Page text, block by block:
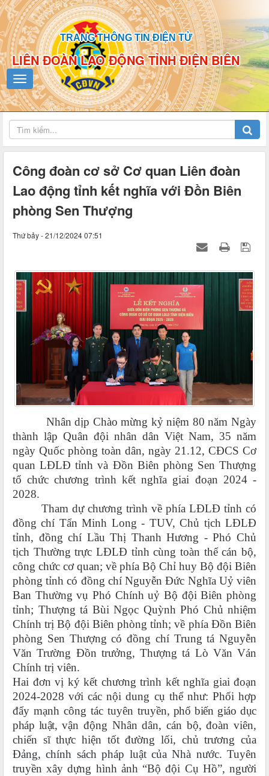
TRANG THÔNG TIN ĐIỆN TỬ
LIÊN ĐOÀN LAO ĐỘNG TỈNH ĐIỆN BIÊN
Công đoàn cơ sở Cơ quan Liên đoàn
Lao động tỉnh kết nghĩa với Đồn Biên
phòng Sen Thượng
Thứ bảy - 21/12/2024 07:51
Nhân dịp Chào mừng kỷ niệm 80 năm Ngày
thành lập Quân đội nhân dân Việt Nam, 35 năm
ngày Quốc phòng toàn dân, ngày 21.12, CĐCS Cơ
quan LĐLĐ tỉnh và Đồn Biên phòng Sen Thượng
tổ chức chương trình kết nghĩa giai đoạn 2024 -
2028.
Tham dự chương trình về phía LĐLĐ tỉnh có
đồng chí Tẩn Minh Long - TUV, Chủ tịch LĐLĐ
tỉnh, đồng chí Lầu Thị Thanh Hương - Phó Chủ
tịch Thường trực LĐLĐ tỉnh cùng toàn thể cán bộ,
công chức cơ quan; về phía Bộ Chỉ huy Bộ đội Biên
phòng tỉnh có đồng chí Nguyễn Đức Nghĩa Uỷ viên
Ban Thường vụ Phó Chính uỷ Bộ đội Biên phòng
tỉnh; Thượng tá Bùi Ngọc Quỳnh Phó Chủ nhiệm
Chính trị Bộ đội Biên phòng tỉnh; về phía Đồn Biên
phòng Sen Thượng có đồng chí Trung tá Nguyễn
Văn Trường Đồn trưởng, Thượng tá Lò Văn Ván
Chính trị viên.
Hai đơn vị ký kết chương trình kết nghĩa giai đoạn
2024-2028 với các nội dung cụ thể như: Phối hợp
đẩy mạnh công tác tuyên truyền, phổ biến giáo dục
pháp luật, vận động Nhân dân, cán bộ, đoàn viên,
chiến sĩ thực hiện tốt đường lối, chủ trương của
Đảng, chính sách pháp luật của Nhà nước. Tuyên
truyền xây dựng hình ảnh “Bộ đội Cụ Hồ”, người